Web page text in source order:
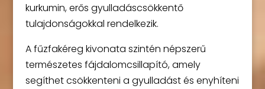
kurkumin, erős gyulladáscsökkentő
tulajdonságokkal rendelkezik.
A fűzfakéreg kivonata szintén népszerű
természetes fájdalomcsillapító, amely
segíthet csökkenteni a gyulladást és enyhíteni